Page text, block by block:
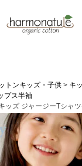
トンキッズ・子供
キ
プス半袖
ッズ ジャージーTシャ